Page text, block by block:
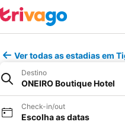
Ver todas as estadias em
Destino
ONEIRO Boutique Hotel
Check-in/out
Escolha as datas